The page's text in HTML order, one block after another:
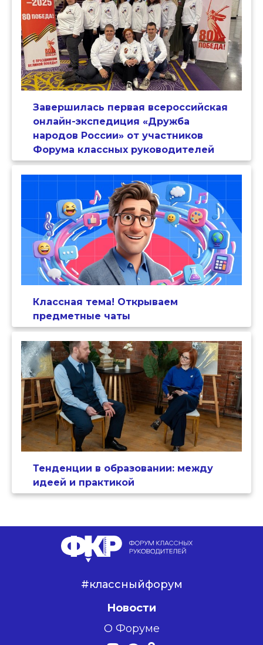
Завершилась первая всероссийская
онлайн-экспедиция «Дружба
народов России» от участников
Форума классных руководителей
Классная тема! Открываем
предметные чаты
Тенденции в образовании: между
идеей и практикой
#классныйфорум
Новости
О Форуме